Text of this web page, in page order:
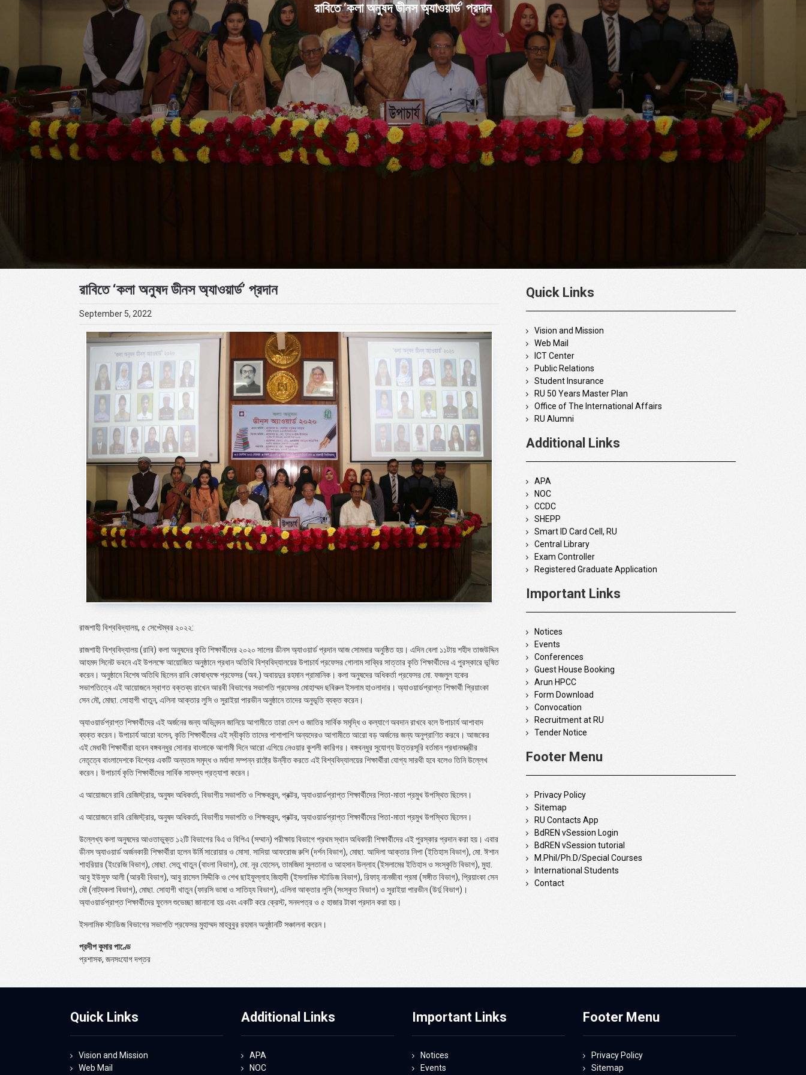
রাবিতে ‘কলা অনুষদ ডীনস অ্যাওয়ার্ড’ প্রদান
রাবিতে ‘কলা অনুষদ ডীনস অ্যাওয়ার্ড’ প্রদান
September 5, 2022
রাজশাহী বিশ্ববিদ্যালয়, ৫ সেপ্টেম্বর ২০২২:
রাজশাহী বিশ্ববিদ্যালয় (রাবি) কলা অনুষদের কৃতি শিক্ষার্থীদের ২০২০ সালের ডীনস অ্যাওয়ার্ড প্রদান আজ সোমবার অনুষ্ঠিত হয়। এদিন বেলা ১১টায় শহীদ তাজউদ্দিন
আহমদ সিনেট ভবনে এই উপলক্ষে আয়োজিত অনুষ্ঠানে প্রধান অতিথি বিশ্ববিদ্যালয়ের উপাচার্য প্রফেসর গোলাম সাব্বির সাত্তার কৃতি শিক্ষার্থীদের এ পুরস্কারে ভূষিত
করেন। অনুষ্ঠানে বিশেষ অতিথি ছিলেন রাবি কোষাধ্যক্ষ প্রফেসর (অব.) অবায়দুর রহমান প্রামানিক। কলা অনুষদের অধিকর্তা প্রফেসর মো. ফজলুল হকের
সভাপতিত্বে এই আয়োজনে স্বাগত বক্তব্য রাখেন আরবী বিভাগের সভাপতি প্রফেসর মোহাম্মদ ছবিরুল ইসলাম হাওলাদার। অ্যাওয়ার্ডপ্রাপ্ত শিক্ষার্থী প্রিয়াংকা
সেন মৌ, মোছা. সোহাগী খাতুন, এলিনা আক্তার লুসি ও সুরাইয়া পারভীন অনুষ্ঠানে তাদের অনুভূতি ব্যক্ত করেন।
অ্যাওয়ার্ডপ্রাপ্ত শিক্ষার্থীদের এই অর্জনের জন্য অভিনন্দন জানিয়ে আগামীতে তারা দেশ ও জাতির সার্বিক সমৃদ্ধি ও কল্যাণে অবদান রাখবে বলে উপাচার্য আশাবাদ
ব্যক্ত করেন। উপাচার্য আরো বলেন, কৃতি শিক্ষার্থীদের এই স্বীকৃতি তাদের পাশাপাশি অন্যদেরও আগামীতে আরো বড় অর্জনের জন্য অনুপ্রাণিত করবে। আজকের
এই মেধাবী শিক্ষার্থীরা হবেন বঙ্গবন্ধুর সোনার বাংলাকে আগামী দিনে আরো এগিয়ে নেওয়ার কুশলী কারিগর। বঙ্গবন্ধুর সুযোগ্য উত্তরসূরি বর্তমান প্রধানমন্ত্রীর
নেতৃত্বে বাংলাদেশকে বিশ্বের একটি অন্যতম সমৃদ্ধ ও মর্যাদা সম্পন্ন রাষ্ট্রে উন্নীত করতে এই বিশ্ববিদ্যালয়ের শিক্ষার্থীরা যোগ্য সারথী হবে বলেও তিনি উল্লেখ
করেন। উপাচার্য কৃতি শিক্ষার্থীদের সার্বিক সাফল্য প্রত্যাশা করেন।
এ আয়োজনে রাবি রেজিস্ট্রার, অনুষদ অধিকর্তা, বিভাগীয় সভাপতি ও শিক্ষকবৃন্দ, প্রক্টর, অ্যাওয়ার্ডপ্রাপ্ত শিক্ষার্থীদের পিতা-মাতা প্রমুখ উপস্থিত ছিলেন।
এ আয়োজনে রাবি রেজিস্ট্রার, অনুষদ অধিকর্তা, বিভাগীয় সভাপতি ও শিক্ষকবৃন্দ, প্রক্টর, অ্যাওয়ার্ডপ্রাপ্ত শিক্ষার্থীদের পিতা-মাতা প্রমুখ উপস্থিত ছিলেন।
উল্লেখ্য কলা অনুষদের আওতাভুক্ত ১২টি বিভাগের বিএ ও বিপিএ (সম্মান) পরীক্ষায় বিভাগে প্রথম স্থান অধিকারী শিক্ষার্থীদের এই পুরস্কার প্রদান করা হয়। এবার
ডীনস অ্যাওয়ার্ড অর্জনকারী শিক্ষার্থীরা হলেন উর্মি সারোয়ার ও মোসা. সাদিয়া আফরোজ রুশি (দর্শন বিভাগ), মোছা. আদিলা আক্তার নিপা (ইতিহাস বিভাগ), মো. ঈশান
শাহরিয়ার (ইংরেজি বিভাগ), মোছা. সেতু খাতুন (বাংলা বিভাগ), মো. নূর হোসেন, তামজিদা সুলতানা ও আহসান উল্লাহ (ইসলামের ইতিহাস ও সংস্কৃতি বিভাগ), মুহা.
আবু ইউসুফ আলী (আরবী বিভাগ), আবু রাসেল সিদ্দীকি ও শেখ ছাইফুল্লাহ জিহাদী (ইসলামিক স্টাডিজ বিভাগ), রিফাহ্ নানজীবা প্রমা (সঙ্গীত বিভাগ), প্রিয়াংকা সেন
মৌ (নাট্যকলা বিভাগ), মোছা. সোহাগী খাতুন (ফারসি ভাষা ও সাতিহ্য বিভাগ), এলিনা আক্তার লুসি (সংস্কৃত বিভাগ) ও সুরাইয়া পারভীন (উর্দু বিভাগ)।
অ্যাওয়ার্ডপ্রাপ্ত শিক্ষার্থীদের ফুলেল শুভেচ্ছা জানানো হয় এবং একটি করে ক্রেস্ট, সনদপত্র ও ৫ হাজার টাকা প্রদান করা হয়।
ইসলামিক স্টাডিজ বিভাগের সভাপতি প্রফেসর মুহাম্মদ মাহবুবুর রহমান অনুষ্ঠানটি সঞ্চালনা করেন।
প্রদীপ কুমার পাণ্ডে
প্রশাসক, জনসংযোগ দপ্তর
Quick Links
Vision and Mission
Web Mail
ICT Center
Public Relations
Student Insurance
RU 50 Years Master Plan
Office of The International Affairs
RU Alumni
Additional Links
APA
NOC
CCDC
SHEPP
Smart ID Card Cell, RU
Central Library
Exam Controller
Registered Graduate Application
Important Links
Notices
Events
Conferences
Guest House Booking
Arun HPCC
Form Download
Convocation
Recruitment at RU
Tender Notice
Footer Menu
Privacy Policy
Sitemap
RU Contacts App
BdREN vSession Login
BdREN vSession tutorial
M.Phil/Ph.D/Special Courses
International Students
Contact
Quick Links
Vision and Mission
Web Mail
Additional Links
APA
NOC
Important Links
Notices
Events
Footer Menu
Privacy Policy
Sitemap